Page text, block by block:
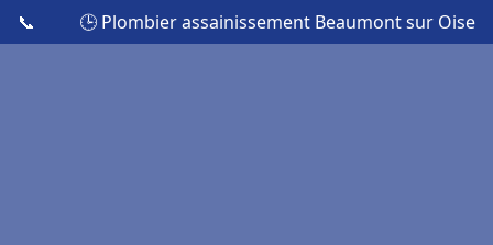
📞 🕒 Plombier assainissement Beaumont sur Oise